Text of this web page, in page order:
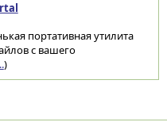
портативная утилита
с вашего
)